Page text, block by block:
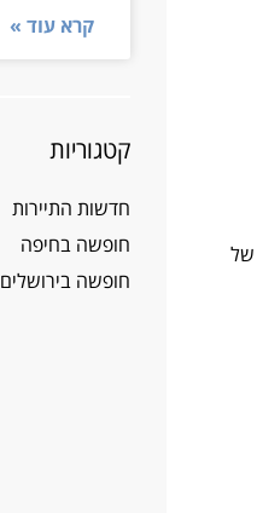
של
קרא עוד »
קטגוריות
חדשות התיירות
חופשה בחיפה
חופשה בירושלים